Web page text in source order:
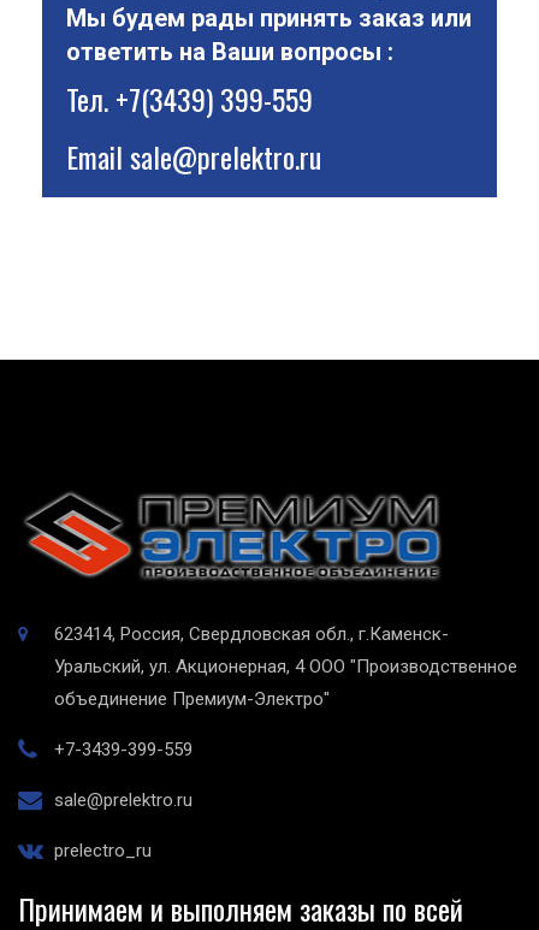
Мы будем рады принять заказ или
ответить на Ваши вопросы :
Тел.+7(3439) 399-559
Emailsale@prelektro.ru
623414, Россия, Свердловская обл., г.Каменск-
Уральский, ул. Акционерная, 4 ООО "Производственное
объединение Премиум-Электро"
+7-3439-399-559
sale@prelektro.ru
prelectro_ru
Принимаем и выполняем заказы по всей